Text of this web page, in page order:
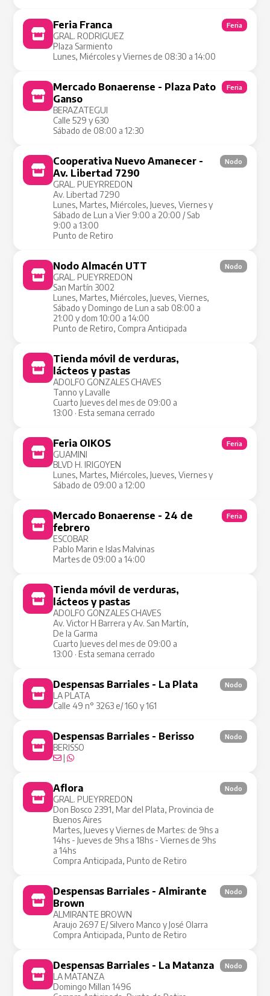
Feria Franca
GRAL. RODRIGUEZ
Plaza Sarmiento
Lunes, Miércoles y Viernes de 08:30 a 14:00
Feria
Mercado Bonaerense - Plaza Pato
Ganso
BERAZATEGUI
Calle 529 y 630
Sábado de 08:00 a 12:30
Feria
Cooperativa Nuevo Amanecer -
Av. Libertad 7290
GRAL. PUEYRREDON
Av. Libertad 7290
Lunes, Martes, Miércoles, Jueves, Viernes y
Sábado de Lun a Vier 9:00 a 20:00 / Sab
9:00 a 13:00
Punto de Retiro
Nodo
Nodo Almacén UTT
GRAL. PUEYRREDON
San Martín 3002
Lunes, Martes, Miércoles, Jueves, Viernes,
Sábado y Domingo de Lun a sab 08:00 a
21:00 y dom 10:00 a 14:00
Punto de Retiro, Compra Anticipada
Nodo
Tienda móvil de verduras,
lácteos y pastas
ADOLFO GONZALES CHAVES
Tanno y Lavalle
Cuarto Jueves del mes de 09:00 a
13:00 · Esta semana cerrado
Feria OIKOS
GUAMINI
BLVD H. IRIGOYEN
Lunes, Martes, Miércoles, Jueves, Viernes y
Sábado de 09:00 a 12:00
Feria
Mercado Bonaerense - 24 de
febrero
ESCOBAR
Pablo Marin e Islas Malvinas
Martes de 09:00 a 14:00
Feria
Tienda móvil de verduras,
lácteos y pastas
ADOLFO GONZALES CHAVES
Av. Victor H Barrera y Av. San Martín,
De la Garma
Cuarto Jueves del mes de 09:00 a
13:00 · Esta semana cerrado
Despensas Barriales - La Plata
LA PLATA
Calle 49 n° 3263 e/ 160 y 161
Nodo
Despensas Barriales - Berisso
BERISSO
|
Nodo
Aflora
GRAL. PUEYRREDON
Don Bosco 2391, Mar del Plata, Provincia de
Buenos Aires
Martes, Jueves y Viernes de Martes: de 9hs a
14hs - Jueves de 9hs a 18hs - Viernes de 9hs
a 14hs
Compra Anticipada, Punto de Retiro
Nodo
Despensas Barriales - Almirante
Brown
ALMIRANTE BROWN
Araujo 2697 E/ Silvero Manco y José Olarra
Compra Anticipada, Punto de Retiro
Nodo
Despensas Barriales - La Matanza
LA MATANZA
Domingo Millan 1496
Nodo